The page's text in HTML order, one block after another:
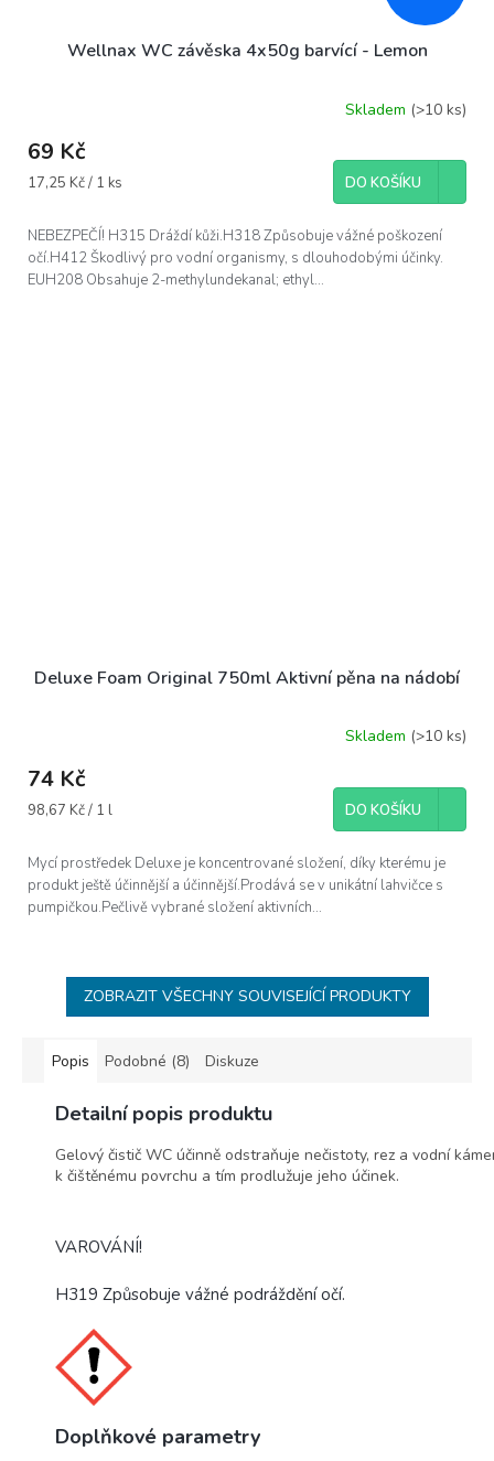
Wellnax WC závěska 4x50g barvící - Lemon
Skladem (>10 ks)
69 Kč
Měrná
17,25 Kč / 1 ks DO KOŠÍKU
NEBEZPEČÍ! H315 Dráždí kůži.H318 Způsobuje vážné poškození
očí.H412 Škodlivý pro vodní organismy, s dlouhodobými účinky.
EUH208 Obsahuje 2-methylundekanal; ethyl...
Deluxe Foam Original 750ml Aktivní pěna na nádobí
Skladem (>10 ks)
74 Kč
Měrná
98,67 Kč / 1 l DO KOŠÍKU
Mycí prostředek Deluxe je koncentrované složení, díky kterému je
produkt ještě účinnější a účinnější.Prodává se v unikátní lahvičce s
pumpičkou.Pečlivě vybrané složení aktivních...
ZOBRAZIT VŠECHNY SOUVISEJÍCÍ PRODUKTY
Popis Podobné (8) Diskuze
Detailní popis produktu
Gelový čistič WC účinně odstraňuje nečistoty, rez a vodní
k čištěnému povrchu a tím prodlužuje jeho účinek.
VAROVÁNÍ!
H319 Způsobuje vážné podráždění očí.
Doplňkové parametry